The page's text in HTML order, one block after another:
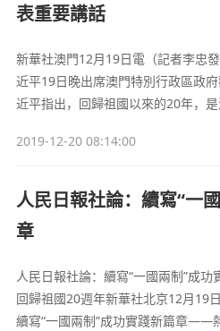
表重要講話
新華社澳門12月19日電（記者李忠
近平19日晚出席澳門特別行政區政
近平指出，回歸祖國以來的20年，
的時期。
2019-12-20 08:14:00
人民日報社論：續寫“一
章
人民日報社論：續寫“一國兩制”成
回歸祖國20週年新華社北京12月19
續寫“一國兩制”成功實踐新篇章——